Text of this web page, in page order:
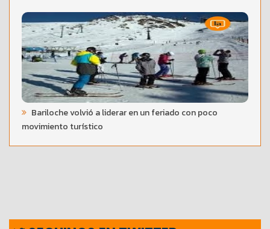
Bariloche volvió a liderar en un feriado con poco
movimiento turístico